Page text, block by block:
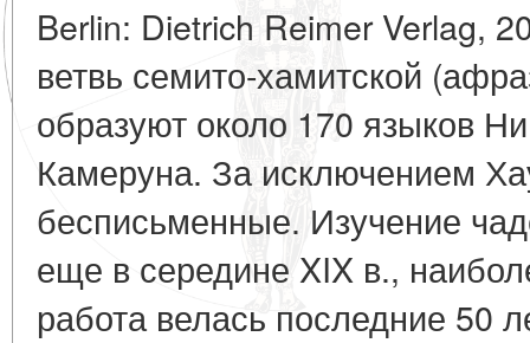
Berlin: Dietrich Reimer Verlag,
ветвь семито-хамитской
образуют около 170 языков
Камеруна. За исключением
бесписьменные. Изучение
еще в середине XIX в.,
работа велась последние 50